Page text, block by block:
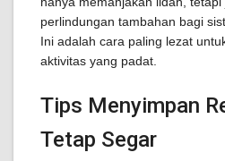
perlindungan tambahan bagi
Ini adalah cara paling lezat
aktivitas yang padat.
Tips Menyimpan
Tetap Segar